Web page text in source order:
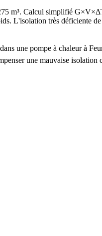
m³. Calcul simplifié
L'isolation très déficiente
une pompe à chaleur à
une mauvaise isolation